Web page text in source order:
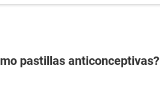
pastillas anticonceptivas?